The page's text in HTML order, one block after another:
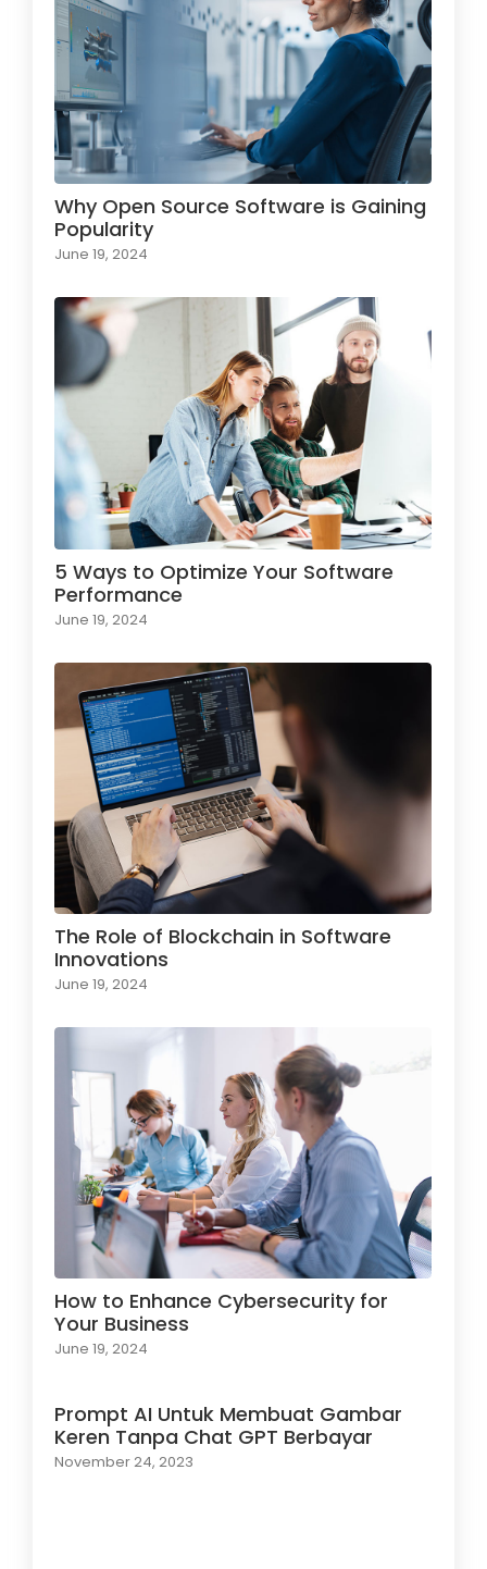
Why Open Source Software is Gaining
Popularity
June 19, 2024
5 Ways to Optimize Your Software
Performance
June 19, 2024
The Role of Blockchain in Software
Innovations
June 19, 2024
How to Enhance Cybersecurity for
Your Business
June 19, 2024
Prompt AI Untuk Membuat Gambar
Keren Tanpa Chat GPT Berbayar
November 24, 2023